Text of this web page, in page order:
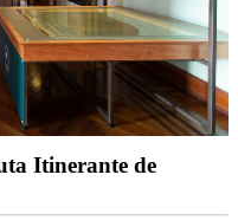
Itinerante de